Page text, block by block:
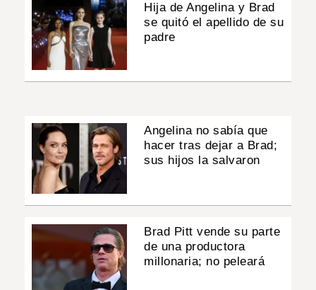
Hija de Angelina y Brad
se quitó el apellido de su
padre
Angelina no sabía que
hacer tras dejar a Brad;
sus hijos la salvaron
Brad Pitt vende su parte
de una productora
millonaria; no peleará